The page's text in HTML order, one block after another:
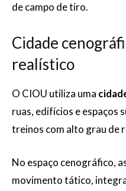
de campo de tiro.
Cidade
realístico
O CIOU utiliza uma
ruas, edifícios e espaços
treinos com alto grau de
No espaço cenográfico,
movimento tático,